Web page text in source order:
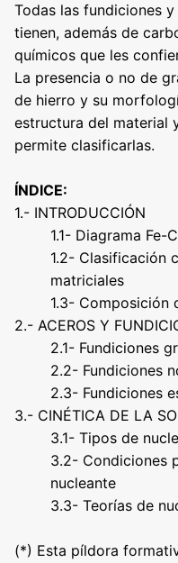
Todas las fundiciones
tienen, además de
químicos que les
La presencia o no de
de hierro y su
estructura del material
permite clasificarlas.
ÍNDICE:
1.- INTRODUCCIÓN
1.1- Diagrama Fe-
1.2- Clasificación
matriciales
1.3- Composición
2.- ACEROS Y
2.1- Fundiciones
2.2- Fundiciones
2.3- Fundiciones
3.- CINÉTICA DE LA
3.1- Tipos de
3.2- Condiciones
nucleante
3.3- Teorías de
(*) Esta píldora